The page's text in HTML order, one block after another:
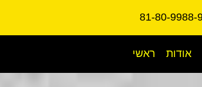
ראשי אודות